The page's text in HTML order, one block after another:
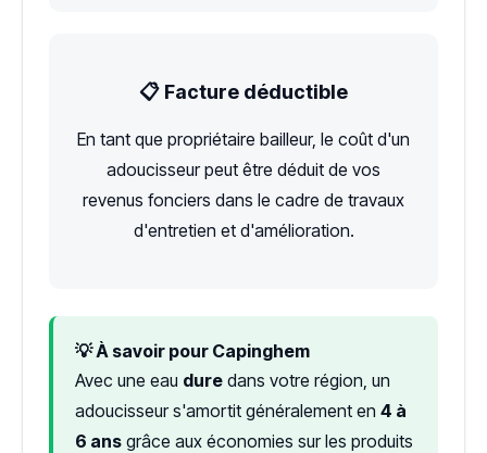
📋 Facture déductible
En tant que propriétaire bailleur, le coût d'un
adoucisseur peut être déduit de vos
revenus fonciers dans le cadre de travaux
d'entretien et d'amélioration.
💡 À savoir pour Capinghem
Avec une eau dure dans votre région, un
adoucisseur s'amortit généralement en 4 à
6 ans grâce aux économies sur les produits